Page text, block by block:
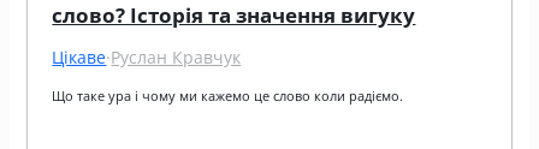
слово? Історія та значення вигуку
Цікаве·Руслан Кравчук
Що таке ура і чому ми кажемо це слово коли радіємо.